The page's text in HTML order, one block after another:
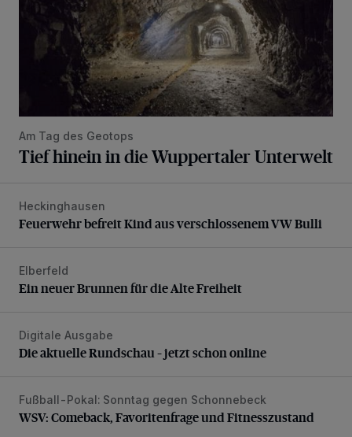
Am Tag des Geotops
Tief hinein in die Wuppertaler Unterwelt
Feuerwehr befreit Kind aus verschlossenem VW Bulli
Heckinghausen
Feuerwehr befreit Kind aus verschlossenem VW Bulli
Ein neuer Brunnen für die Alte Freiheit
Elberfeld
Ein neuer Brunnen für die Alte Freiheit
Die aktuelle Rundschau – jetzt schon online
Digitale Ausgabe
Die aktuelle Rundschau – jetzt schon online
WSV: Comeback, Favoritenfrage und Fitnesszustand
Fußball-Pokal: Sonntag gegen Schonnebeck
WSV: Comeback, Favoritenfrage und Fitnesszustand